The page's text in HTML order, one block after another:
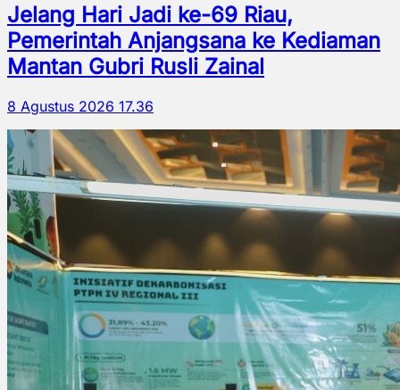
Jelang Hari Jadi ke-69 Riau,
Pemerintah Anjangsana ke Kediaman
Mantan Gubri Rusli Zainal
8 Agustus 2026 17.36